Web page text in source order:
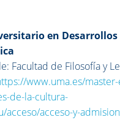
en Desarrollos
Facultad de Filosofía y
www.uma.es/
de-la-cultura-
acceso/acceso-y-